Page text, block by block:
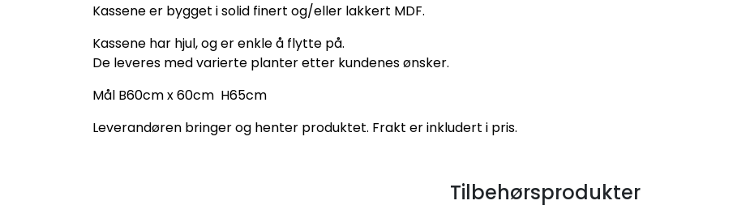
Kassene er bygget i solid finert og/eller lakkert MDF.
Kassene har hjul, og er enkle å flytte på.
De leveres med varierte planter etter kundenes ønsker.
Mål B60cm x 60cm H65cm
Leverandøren bringer og henter produktet. Frakt er inkludert i pris.
Tilbehørsprodukter